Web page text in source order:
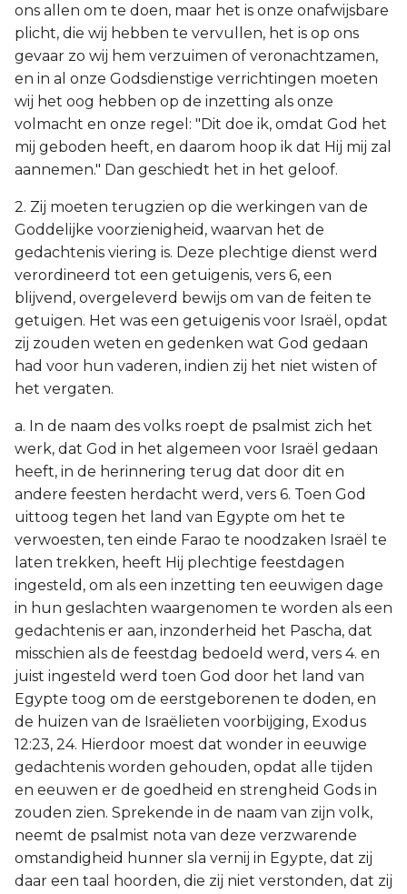
ons allen om te doen, maar het is onze onafwijsbare
plicht, die wij hebben te vervullen, het is op ons
gevaar zo wij hem verzuimen of veronachtzamen,
en in al onze Godsdienstige verrichtingen moeten
wij het oog hebben op de inzetting als onze
volmacht en onze regel: "Dit doe ik, omdat God het
mij geboden heeft, en daarom hoop ik dat Hij mij zal
aannemen." Dan geschiedt het in het geloof.
2. Zij moeten terugzien op die werkingen van de
Goddelijke voorzienigheid, waarvan het de
gedachtenis viering is. Deze plechtige dienst werd
verordineerd tot een getuigenis, vers 6, een
blijvend, overgeleverd bewijs om van de feiten te
getuigen. Het was een getuigenis voor Israël, opdat
zij zouden weten en gedenken wat God gedaan
had voor hun vaderen, indien zij het niet wisten of
het vergaten.
a. In de naam des volks roept de psalmist zich het
werk, dat God in het algemeen voor Israël gedaan
heeft, in de herinnering terug dat door dit en
andere feesten herdacht werd, vers 6. Toen God
uittoog tegen het land van Egypte om het te
verwoesten, ten einde Farao te noodzaken Israël te
laten trekken, heeft Hij plechtige feestdagen
ingesteld, om als een inzetting ten eeuwigen dage
in hun geslachten waargenomen te worden als een
gedachtenis er aan, inzonderheid het Pascha, dat
misschien als de feestdag bedoeld werd, vers 4. en
juist ingesteld werd toen God door het land van
Egypte toog om de eerstgeborenen te doden, en
de huizen van de Israëlieten voorbijging, Exodus
12:23, 24. Hierdoor moest dat wonder in eeuwige
gedachtenis worden gehouden, opdat alle tijden
en eeuwen er de goedheid en strengheid Gods in
zouden zien. Sprekende in de naam van zijn volk,
neemt de psalmist nota van deze verzwarende
omstandigheid hunner sla vernij in Egypte, dat zij
daar een taal hoorden, die zij niet verstonden, dat zij